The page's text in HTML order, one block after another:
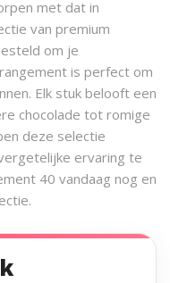
met dat in
van premium
om je
is perfect om
Elk stuk belooft een
chocolade tot romige
deze selectie
ervaring te
40 vandaag nog en